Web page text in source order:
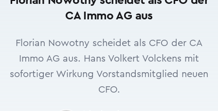
CA Immo AG aus
Florian Nowotny scheidet als CFO der CA
Immo AG aus. Hans Volkert Volckens mit
sofortiger Wirkung Vorstandsmitglied neuen
CFO.